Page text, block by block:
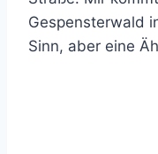
Gespensterwald
Sinn, aber eine